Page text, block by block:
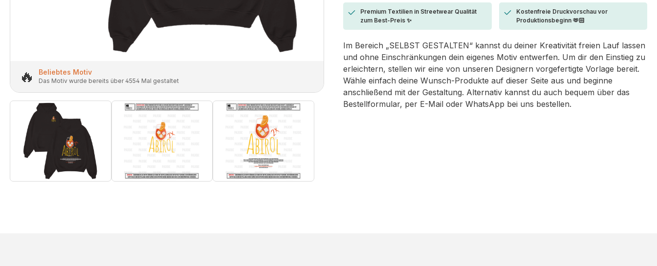
🔥 Beliebtes Motiv
Das Motiv wurde bereits über 4554 Mal gestaltet
Premium Textilien in Streetwear Qualität
zum Best-Preis ✨
Kostenfreie Druckvorschau vor
Produktionsbeginn 🫶🏻
Im Bereich „SELBST GESTALTEN“ kannst du deiner Kreativität freien Lauf lassen
und ohne Einschränkungen dein eigenes Motiv entwerfen. Um dir den Einstieg zu
erleichtern, stellen wir eine von unseren Designern vorgefertigte Vorlage bereit.
Wähle einfach deine Wunsch-Produkte auf dieser Seite aus und beginne
anschließend mit der Gestaltung. Alternativ kannst du auch bequem über das
Bestellformular, per E-Mail oder WhatsApp bei uns bestellen.